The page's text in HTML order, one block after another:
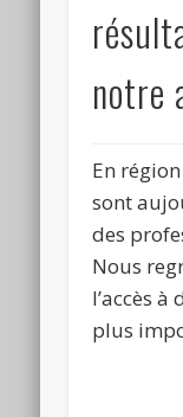
notre
En
sont
des
Nous
l’accès
plus